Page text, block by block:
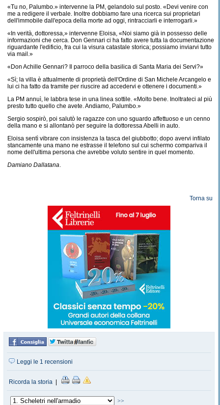
«Tu no, Palumbo.» intervenne la PM, gelandolo sul posto. «Devi venire con
me a redigere il verbale. Inoltre dobbiamo fare una ricerca sui proprietari
dell'immobile dall'epoca della morte ad oggi, rintracciarli e interrogarli.»
«In verità, dottoressa,» intervenne Eloisa, «Noi siamo già in possesso delle
informazioni che cerca. Don Gennari ci ha fatto avere tutta la documentazione
riguardante l'edificio, fra cui la visura catastale storica; possiamo inviarvi tutto
via mail.»
«Don Achille Gennari? Il parroco della basilica di Santa Maria dei Servi?»
«Sì; la villa è attualmente di proprietà dell'Ordine di San Michele Arcangelo e
lui ci ha fatto da tramite per riuscire ad accedervi e ottenere i documenti.»
La PM annuì, le labbra tese in una linea sottile. «Molto bene. Inoltrateci al più
presto tutto quello che avete. Andiamo, Palumbo.»
Sergio sospirò, poi salutò le ragazze con uno sguardo affettuoso e un cenno
della mano e si allontanò per seguire la dottoressa Abelli in auto.
Eloisa sentì vibrare con insistenza la tasca del giubbotto; dopo avervi infilato
stancamente una mano ne estrasse il telefono sul cui schermo compariva il
nome dell'ultima persona che avrebbe voluto sentire in quel momento.
Damiano Dallatana.
Torna su
Leggi le 1 recensioni
Ricorda la storia
>>